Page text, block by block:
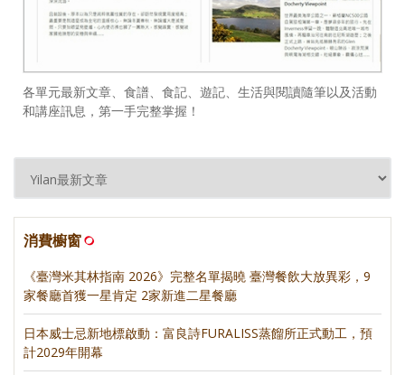
各單元最新文章、食譜、食記、遊記、生活與閱讀隨筆以及活動
和講座訊息，第一手完整掌握！
消費櫥窗
《臺灣米其林指南 2026》完整名單揭曉 臺灣餐飲大放異彩，9
家餐廳首獲一星肯定 2家新進二星餐廳
日本威士忌新地標啟動：富良詩FURALISS蒸餾所正式動工，預
計2029年開幕